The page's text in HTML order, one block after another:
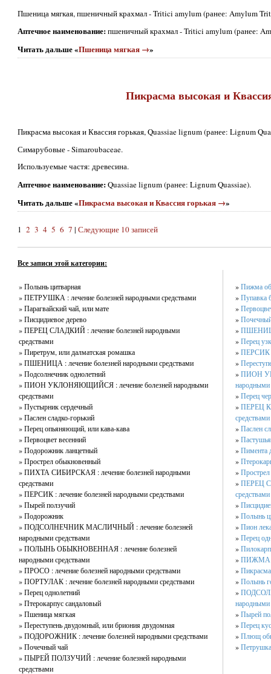
Пшеница мягкая, пшеничный крахмал - Tritici amylum (ранее: Amylum
Аптечное наименование:пшеничный крахмал - Tritici amylum (ранее:
Читать дальше «Пшеница мягкая →»
Пикрасма высокая и
Пикрасма высокая и Квассия горькая, Quassiae lignum (ранее: Lignum
Симарубовые - Simaroubaceae.
Используемые частя: древесина.
Аптечное наименование:Quassiae lignum (ранее: Lignum Quassiae).
Читать дальше «Пикрасма высокая и Квассия горькая →»
1 2 3 4 5 6 7 | Следующие 10 записей
Все записи этой категории:
» Полынь цитварная
» ПЕТРУШКА : лечение болезней народными средствами
» Парагвайский чай, или мате
» Писцидиевое дерево
» ПЕРЕЦ СЛАДКИЙ : лечение болезней народными
средствами
» Пиретрум, или далматская ромашка
» ПШЕНИЦА : лечение болезней народными средствами
» Подсолнечник однолетний
» ПИОН УКЛОНЯЮЩИЙСЯ : лечение болезней народными
средствами
» Пустырник сердечный
» Паслен сладко-горький
» Перец опьяняющий, или кава-кава
» Первоцвет весенний
» Подорожник ланцетный
» Прострел обыкновенный
» ПИХТА СИБИРСКАЯ : лечение болезней народными
средствами
» ПЕРСИК : лечение болезней народными средствами
» Пырей ползучий
» Подорожник
» ПОДСОЛНЕЧНИК МАСЛИЧНЫЙ : лечение болезней
народными средствами
» ПОЛЫНЬ ОБЫКНОВЕННАЯ : лечение болезней
народными средствами
» ПРОСО : лечение болезней народными средствами
» ПОРТУЛАК : лечение болезней народными средствами
» Перец однолетний
» Птерокарпус сандаловый
» Пшеница мягкая
» Переступень двудомный, или бриония двудомная
» ПОДОРОЖНИК : лечение болезней народными средствами
» Почечный чай
» ПЫРЕЙ ПОЛЗУЧИЙ : лечение болезней народными
средствами
»Пижма
»Пупавка
»
»
»ПШЕНИЦА
»Перец
»ПЕРСИК :
»
»ПИОН
народными
»Перец
»ПЕРЕЦ
средствами
»Паслен
»
»Пимента
»
»
»ПЕРЕЦ
средствами
»
»Полынь
»Пион
»Перец
»
»ПИЖМА :
»
»Полынь
»
народными
»Пырей
»Перец
»Плющ
»Петрушка